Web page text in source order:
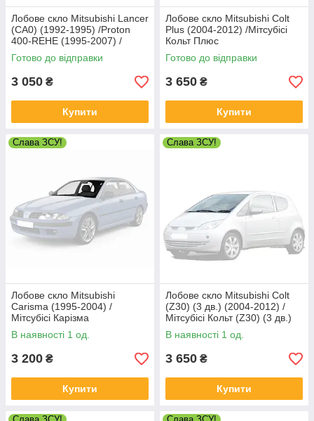
Лобове скло Mitsubishi Lancer
(CA0) (1992-1995) /Proton
400-REHE (1995-2007) /
Мітсубісі Лансер
Готово до відправки
3 050 ₴
Купити
Лобове скло Mitsubishi Colt
Plus (2004-2012) /Мітсубісі
Кольт Плюс
Готово до відправки
3 650 ₴
Купити
Слава ЗСУ!
Лобове скло Mitsubishi
Carisma (1995-2004) /
Мітсубісі Карізма
В наявності 1 од.
3 200 ₴
Купити
Слава ЗСУ!
Лобове скло Mitsubishi Colt
(Z30) (3 дв.) (2004-2012) /
Мітсубісі Кольт (Z30) (3 дв.)
В наявності 1 од.
3 650 ₴
Купити